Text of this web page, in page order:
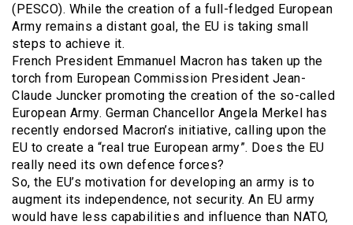
(PESCO). While the creation of a full-fledged European
Army remains a distant goal, the EU is taking small
steps to achieve it.
French President Emmanuel Macron has taken up the
torch from European Commission President Jean-
Claude Juncker promoting the creation of the so-called
European Army. German Chancellor Angela Merkel has
recently endorsed Macron’s initiative, calling upon the
EU to create a “real true European army”. Does the EU
really need its own defence forces?
So, the EU’s motivation for developing an army is to
augment its independence, not security. An EU army
would have less capabilities and influence than NATO,